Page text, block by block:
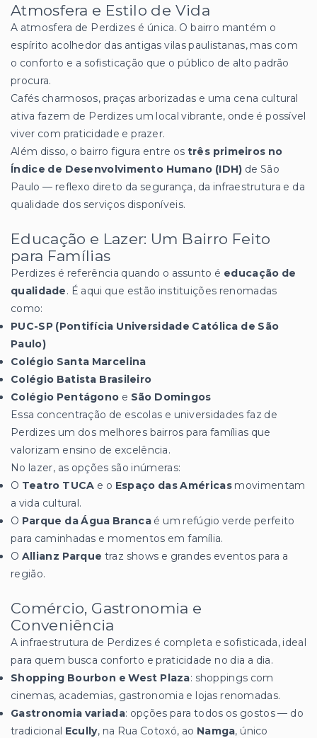
Atmosfera e Estilo de Vida
A atmosfera de Perdizes é única. O bairro mantém o
espírito acolhedor das antigas vilas paulistanas, mas com
o conforto e a sofisticação que o público de alto padrão
procura.
Cafés charmosos, praças arborizadas e uma cena cultural
ativa fazem de Perdizes um local vibrante, onde é possível
viver com praticidade e prazer.
Além disso, o bairro figura entre os três primeiros no
Índice de Desenvolvimento Humano (IDH) de São
Paulo — reflexo direto da segurança, da infraestrutura e da
qualidade dos serviços disponíveis.
Educação e Lazer: Um Bairro Feito
para Famílias
Perdizes é referência quando o assunto é educação de
qualidade. É aqui que estão instituições renomadas
como:
PUC-SP (Pontifícia Universidade Católica de São
Paulo)
Colégio Santa Marcelina
Colégio Batista Brasileiro
Colégio Pentágono e São Domingos
Essa concentração de escolas e universidades faz de
Perdizes um dos melhores bairros para famílias que
valorizam ensino de excelência.
No lazer, as opções são inúmeras:
O Teatro TUCA e o Espaço das Américasmovimentam
a vida cultural.
O Parque da Água Brancaé um refúgio verde perfeito
para caminhadas e momentos em família.
O Allianz Parque traz shows e grandes eventos para a
região.
Comércio, Gastronomia e
Conveniência
A infraestrutura de Perdizes é completa e sofisticada, ideal
para quem busca conforto e praticidade no dia a dia.
Shopping Bourbon e West Plaza: shoppings com
cinemas, academias, gastronomia e lojas renomadas.
Gastronomia variada: opções para todos os gostos — do
tradicional Ecully, na Rua Cotoxó, ao Namga, único